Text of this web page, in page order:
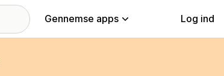
Gennemse apps Log ind